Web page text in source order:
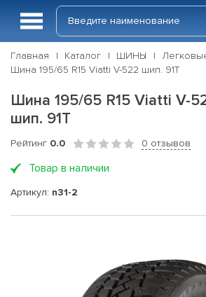
Главная Каталог ШИНЫ
Шина 195/65 R15 Viatti V-522 шип. 91T
Шина 195/65 R15 Viatti V-
шип. 91T
Рейтинг 0.0 0 отзывов
Товар в наличии
Артикул: n31-2